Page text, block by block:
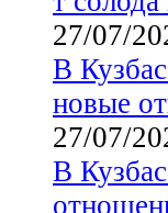
27/07/
В
новые
27/07/
В